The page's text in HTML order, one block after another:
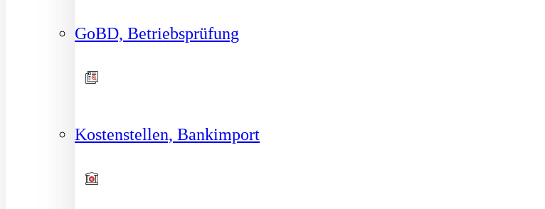
GoBD, Betriebsprüfung
Kostenstellen, Bankimport